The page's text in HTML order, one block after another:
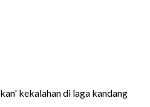
kekalahan di laga kandang